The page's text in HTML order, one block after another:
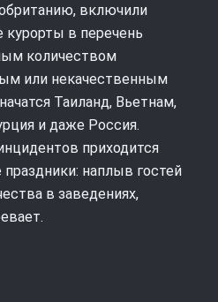
включили
курорты в перечень
количеством
или некачественным
Таиланд, Вьетнам,
и даже Россия.
приходится
наплыв гостей
в заведениях,